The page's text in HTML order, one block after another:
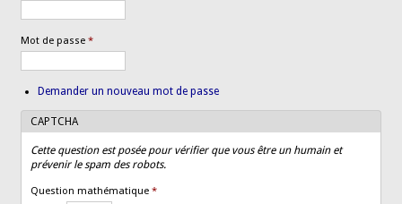
Mot de passe*
Demander un nouveau mot de passe
CAPTCHA
Cette question est posée pour vérifier que vous être un humain et
prévenir le spam des robots.
Question mathématique*